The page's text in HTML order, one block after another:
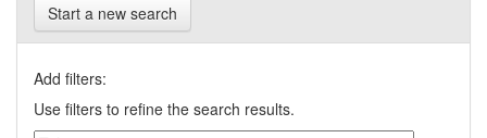
Start a new search
Add filters:
Use filters to refine the search results.